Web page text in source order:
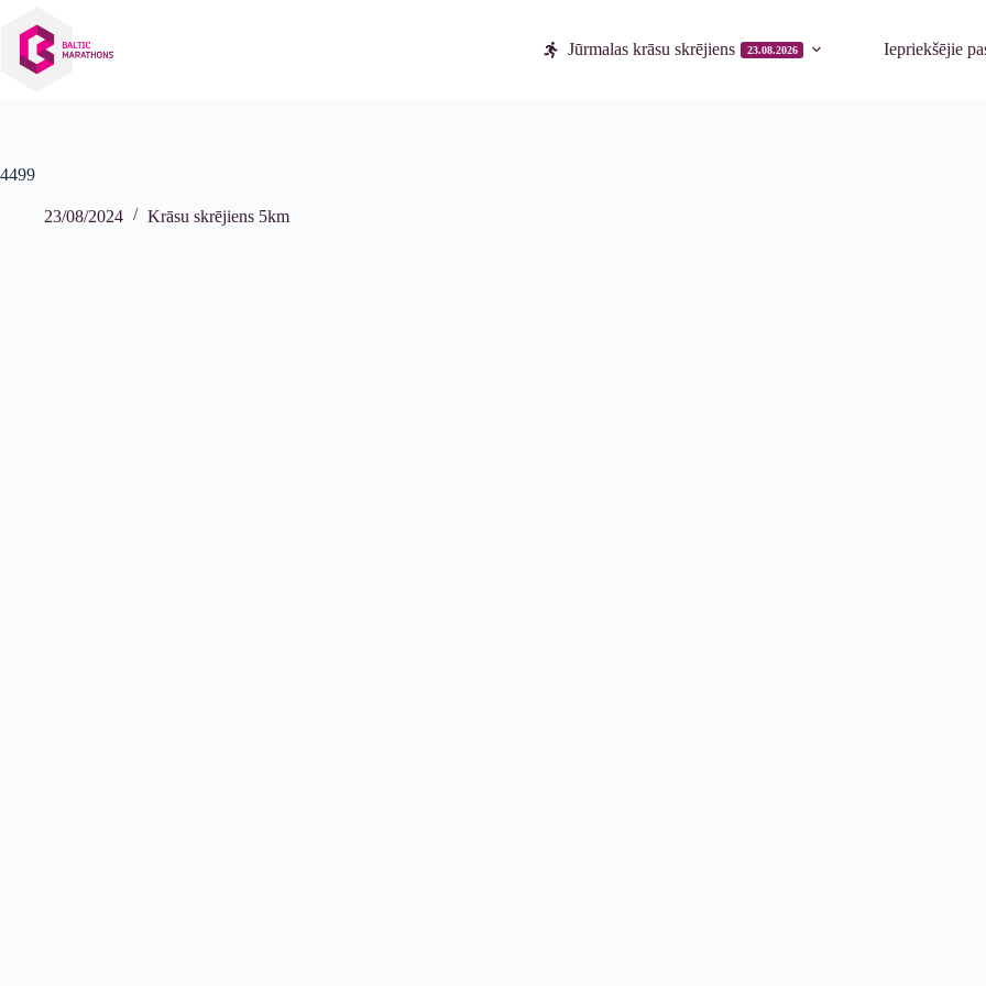
saturu
Jūrmalas krāsu skrējiens 23.08.2026 Iepriekšējie
4499
23/08/2024 Krāsu skrējiens 5km